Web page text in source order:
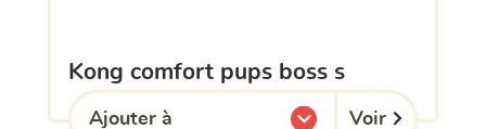
kong comfort pups boss s
Ajouter à Voir